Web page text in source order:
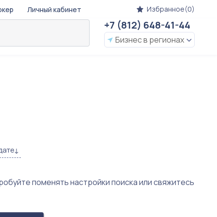
Личный кабинет Избранное(0)
+7 (812) 648-41-44
Бизнес в регионах
поменять настройки поиска или свяжитесь